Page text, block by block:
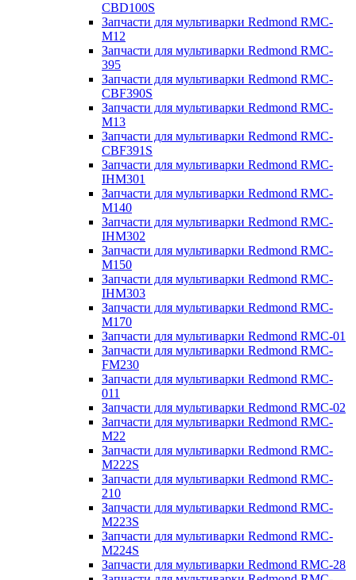
CBD100S
Запчасти для мультиварки Redmond RMC-
M12
Запчасти для мультиварки Redmond RMC-
395
Запчасти для мультиварки Redmond RMC-
CBF390S
Запчасти для мультиварки Redmond RMC-
M13
Запчасти для мультиварки Redmond RMC-
CBF391S
Запчасти для мультиварки Redmond RMC-
IHM301
Запчасти для мультиварки Redmond RMC-
M140
Запчасти для мультиварки Redmond RMC-
IHM302
Запчасти для мультиварки Redmond RMC-
M150
Запчасти для мультиварки Redmond RMC-
IHM303
Запчасти для мультиварки Redmond RMC-
M170
Запчасти для мультиварки Redmond RMC-01
Запчасти для мультиварки Redmond RMC-
FM230
Запчасти для мультиварки Redmond RMC-
011
Запчасти для мультиварки Redmond RMC-02
Запчасти для мультиварки Redmond RMC-
M22
Запчасти для мультиварки Redmond RMC-
M222S
Запчасти для мультиварки Redmond RMC-
210
Запчасти для мультиварки Redmond RMC-
M223S
Запчасти для мультиварки Redmond RMC-
M224S
Запчасти для мультиварки Redmond RMC-28